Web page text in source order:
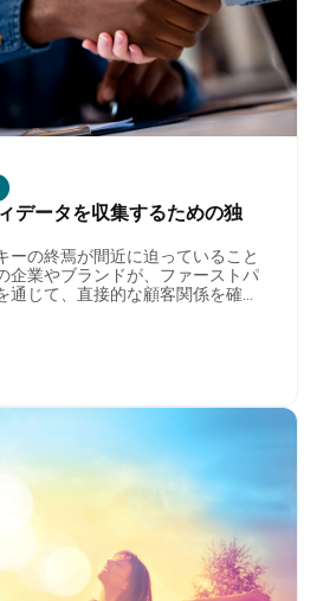
データを収集するための独
ーの終焉が間近に迫っていること
企業やブランドが、ファーストパ
じて、直接的な顧客関係を確立